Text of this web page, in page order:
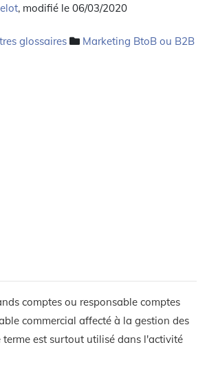
, modifié le 06/03/2020
glossaires Marketing BtoB ou B2B
comptes ou responsable comptes
commercial affecté à la gestion des
terme est surtout utilisé dans l'activité